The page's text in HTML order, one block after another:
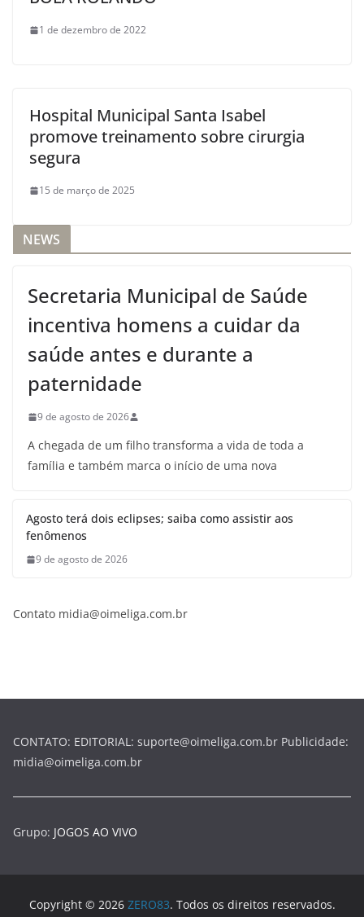
1 de dezembro de 2022
Hospital Municipal Santa Isabel
promove treinamento sobre cirurgia
segura
15 de março de 2025
NEWS
Secretaria Municipal de Saúde
incentiva homens a cuidar da
saúde antes e durante a
paternidade
9 de agosto de 2026
A chegada de um filho transforma a vida de toda a
família e também marca o início de uma nova
Agosto terá dois eclipses; saiba como assistir aos
fenômenos
9 de agosto de 2026
Contato midia@oimeliga.com.br
CONTATO: EDITORIAL: suporte@oimeliga.com.br Publicidade:
midia@oimeliga.com.br
Grupo: JOGOS AO VIVO
Copyright © 2026 ZERO83. Todos os direitos reservados.